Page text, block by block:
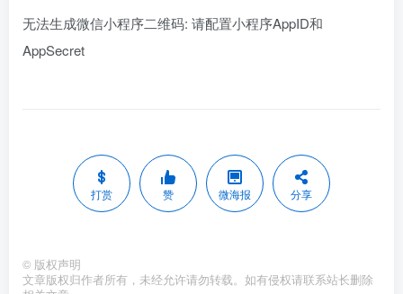
无法生成微信小程序二维码: 请配置小程序AppID和
AppSecret
打赏 赞 微海报 分享
© 版权声明
文章版权归作者所有，未经允许请勿转载。如有侵权请联系站长删除